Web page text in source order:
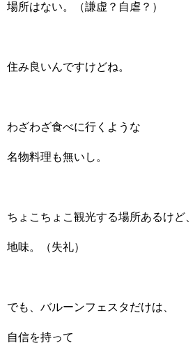
場所はない。（謙虚？自虐？）
住み良いんですけどね。
わざわざ食べに行くような
名物料理も無いし。
ちょこちょこ観光する場所あるけど、
地味。（失礼）
でも、バルーンフェスタだけは、
自信を持って